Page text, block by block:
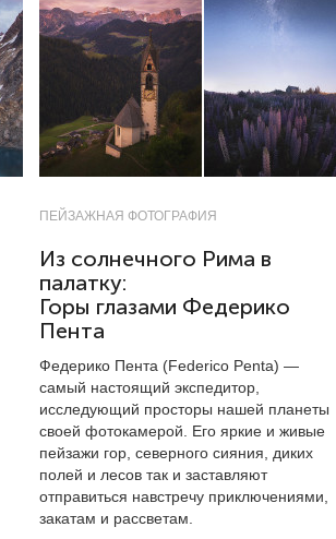
ПЕЙЗАЖНАЯ ФОТОГРАФИЯ
Из солнечного Рима в
палатку:
Горы глазами Федерико
Пента
Федерико Пента (Federico Penta) —
самый настоящий экспедитор,
исследующий просторы нашей планеты
своей фотокамерой. Его яркие и живые
пейзажи гор, северного сияния, диких
полей и лесов так и заставляют
отправиться навстречу приключениями,
закатам и рассветам.